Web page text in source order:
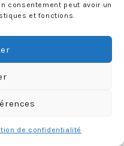
consentement peut avoir un
et fonctions.
de confidentialité